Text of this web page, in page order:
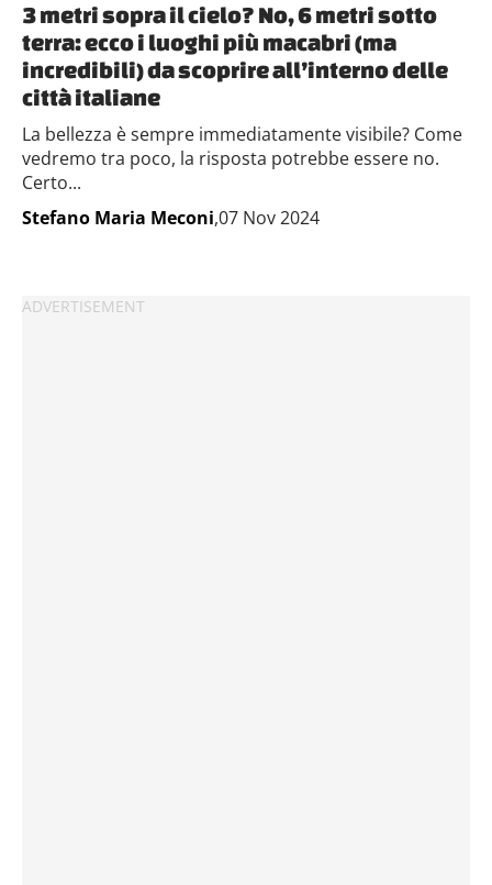
3 metri sopra il cielo? No, 6 metri sotto
terra: ecco i luoghi più macabri (ma
incredibili) da scoprire all’interno delle
città italiane
La bellezza è sempre immediatamente visibile? Come
vedremo tra poco, la risposta potrebbe essere no.
Certo...
Stefano Maria Meconi,07 Nov 2024